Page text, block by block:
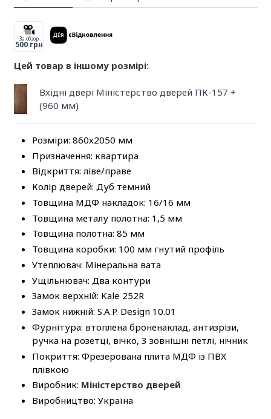
За обзор
500 грн
Цей товар в іншому розмірі:
Вхідні двері Міністерство дверей ПК-157 +
(960 мм)
Розміри: 860х2050 мм
Призначення: квартира
Відкриття: ліве/праве
Колір дверей: Дуб темний
Товщина МДФ накладок: 16/16 мм
Товщина металу полотна: 1,5 мм
Товщина полотна: 85 мм
Товщина коробки: 100 мм гнутий профіль
Утеплювач: Мінеральна вата
Ущільнювач: Два контури
Замок верхній: Kale 252R
Замок нижній: S.A.P. Design 10.01
Фурнітура: втоплена броненаклад, антизрізи,
ручка на розетці, вічко, 3 зовнішні петлі, нічник
Покриття: Фрезерована плита МДФ із ПВХ
плівкою
Виробник: Міністерство дверей
Виробництво: Україна